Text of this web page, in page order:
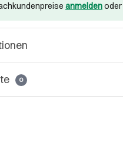
anmeldenoder
0